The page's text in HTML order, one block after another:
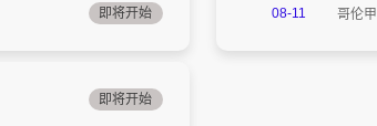
即将开始 08-11 哥伦甲
即将开始